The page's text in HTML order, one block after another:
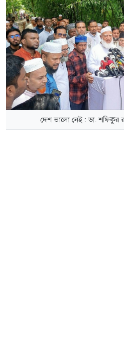
দেশ ভালো নেই : ডা. শফিকুর